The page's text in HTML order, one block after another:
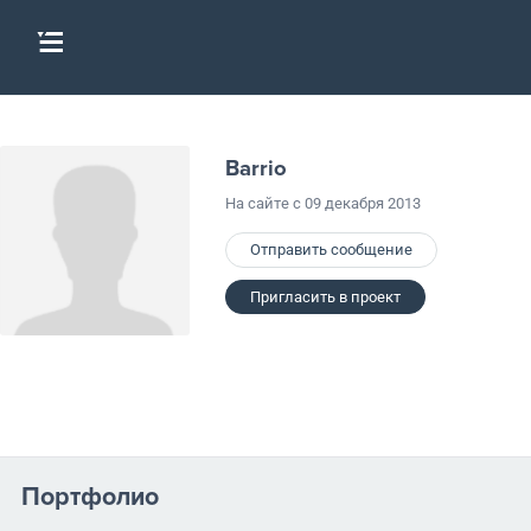
Barrio
На сайте с 09 декабря 2013
Отправить сообщение
Пригласить в проект
Портфолио